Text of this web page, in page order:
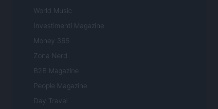
World Music
Investimenti Magazine
Money 365
Zona Nerd
B2B Magazine
People Magazine
Day Travel